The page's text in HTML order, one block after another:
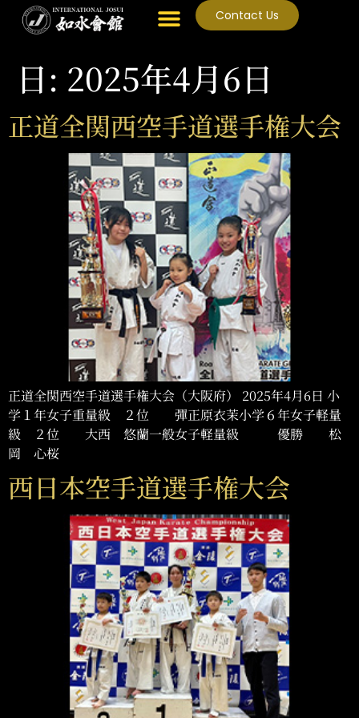
Contact Us
日: 2025年4月6日
正道全関西空手道選手権大会
正道全関西空手道選手権大会（大阪府） 2025年4月6日 小
学１年女子重量級 ２位 彈正原衣茉小学６年女子軽量
級 ２位 大西 悠蘭一般女子軽量級 優勝 松
岡 心桜
西日本空手道選手権大会